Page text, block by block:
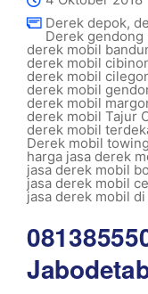
Derek depok,
Derek gendong
derek mobil
derek mobil
derek mobil
derek mobil
derek mobil
derek mobil Tajur
derek mobil
Derek mobil towing
harga jasa derek
jasa derek mobil
jasa derek mobil
jasa derek mobil